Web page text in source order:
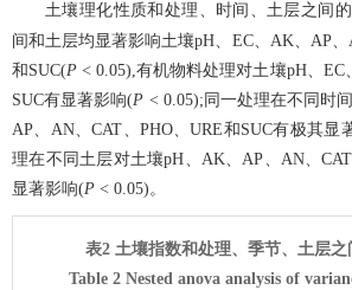
土壤理化性质和处理、时间、土层之间
间和土层均显著影响土壤pH、EC、AK、AP、
和SUC(P < 0.05),有机物料处理对土壤pH、
SUC有显著影响(P < 0.05);同一处理在不同时
AP、AN、CAT、PHO、URE和SUC有极其显
理在不同土层对土壤pH、AK、AP、AN、
显著影响(P < 0.05)。
表2 土壤指数和处理、季节、土层
Table 2 Nested anova analysis of